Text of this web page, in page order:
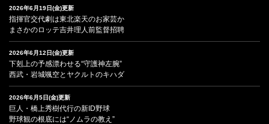
2026年6月19日(金)更新
指揮官交代劇は東北楽天のお家芸か
まさかのロッテ吉井理人前監督招聘
2026年6月12日(金)更新
下剋上の予感漂わせる“守護神左腕”
西武・岩城颯空とヤクルトのキハダ
2026年6月5日(金)更新
巨人・橋上秀樹代行の新ID野球
野球観の根底には“ノムラの教え”